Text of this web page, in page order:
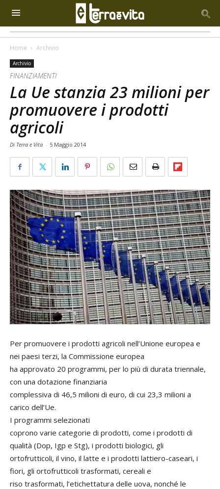
Home Archivio
Archivio
FINANZIAMENTI
La Ue stanzia 23 milioni per
promuovere i prodotti
agricoli
Di Terra e Vita - 5 Maggio 2014
Per promuovere i prodotti agricoli nell’Unione europea e
nei paesi terzi, la Commissione europea
ha approvato 20 programmi, per lo più di durata triennale,
con una dotazione finanziaria
complessiva di 46,5 milioni di euro, di cui 23,3 milioni a
carico dell’Ue.
I programmi selezionati
coprono varie categorie di prodotti, come i prodotti di
qualità (Dop, Igp e Stg), i prodotti biologici, gli
ortofrutticoli, il vino, il latte e i prodotti lattiero-caseari, i
fiori, gli ortofrutticoli trasformati, cereali e
riso trasformati, l’etichettatura delle uova, nonché le